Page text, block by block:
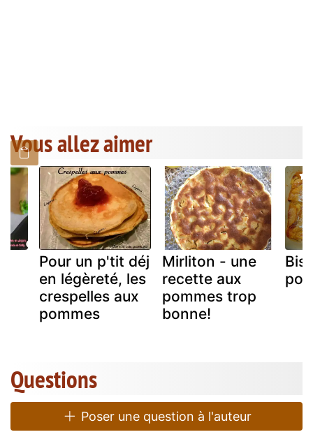
Vous allez aimer
Pour un p'tit déj
en légèreté, les
crespelles aux
pommes
Mirliton - une
recette aux
pommes trop
bonne!
Questions
Poser une question à l'auteur